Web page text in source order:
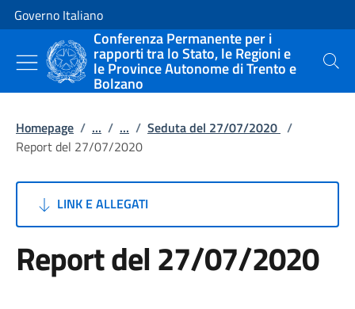
Vai al contenuto
Vai alla navigazione del sito
Governo Italiano
Conferenza Permanente per i
rapporti tra lo Stato, le Regioni e
le Province Autonome di Trento e
Bolzano
Cerca
Homepage / ... / ... / Seduta del 27/07/2020 /
Report del 27/07/2020
LINK E ALLEGATI
Report del 27/07/2020